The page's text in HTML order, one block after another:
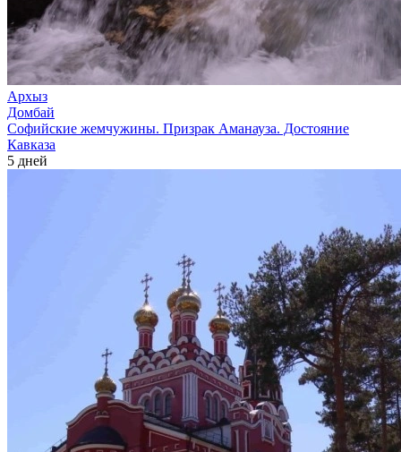
Архыз
Домбай
Софийские жемчужины. Призрак Аманауза. Достояние
Кавказа
5 дней